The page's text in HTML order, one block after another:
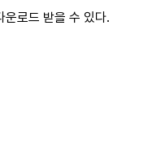
운로드 받을 수 있다.